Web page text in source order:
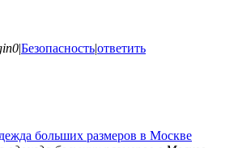
|Безопасность|ответить
больших размеров в Москве